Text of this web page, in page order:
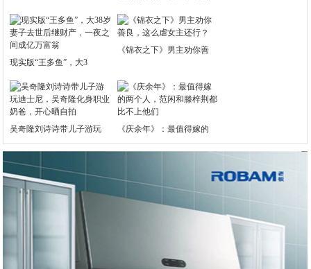
现实版“王多鱼”，大3
《锦衣之下》男主劝你善
吴奇隆刘诗诗带儿子游玩 《庆余年》：最值得嫁的